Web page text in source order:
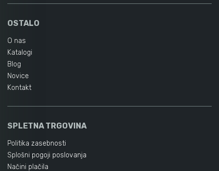
OSTALO
O nas
Katalogi
Blog
Novice
Kontakt
SPLETNA TRGOVINA
Politika zasebnosti
Splošni pogoji poslovanja
Načini plačila